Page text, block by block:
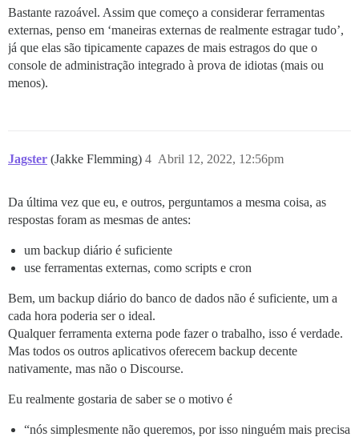
Bastante razoável. Assim que começo a considerar ferramentas
externas, penso em ‘maneiras externas de realmente estragar tudo’,
já que elas são tipicamente capazes de mais estragos do que o
console de administração integrado à prova de idiotas (mais ou
menos).
Jagster (Jakke Flemming) Abril 12, 2022, 12:56pm
4
Da última vez que eu, e outros, perguntamos a mesma coisa, as
respostas foram as mesmas de antes:
um backup diário é suficiente
use ferramentas externas, como scripts e cron
Bem, um backup diário do banco de dados não é suficiente, um a
cada hora poderia ser o ideal.
Qualquer ferramenta externa pode fazer o trabalho, isso é verdade.
Mas todos os outros aplicativos oferecem backup decente
nativamente, mas não o Discourse.
Eu realmente gostaria de saber se o motivo é
“nós simplesmente não queremos, por isso ninguém mais precisa